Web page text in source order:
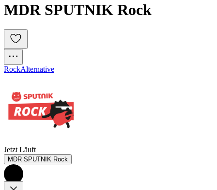
MDR SPUTNIK Rock
RockAlternative
Jetzt Läuft
MDR SPUTNIK Rock